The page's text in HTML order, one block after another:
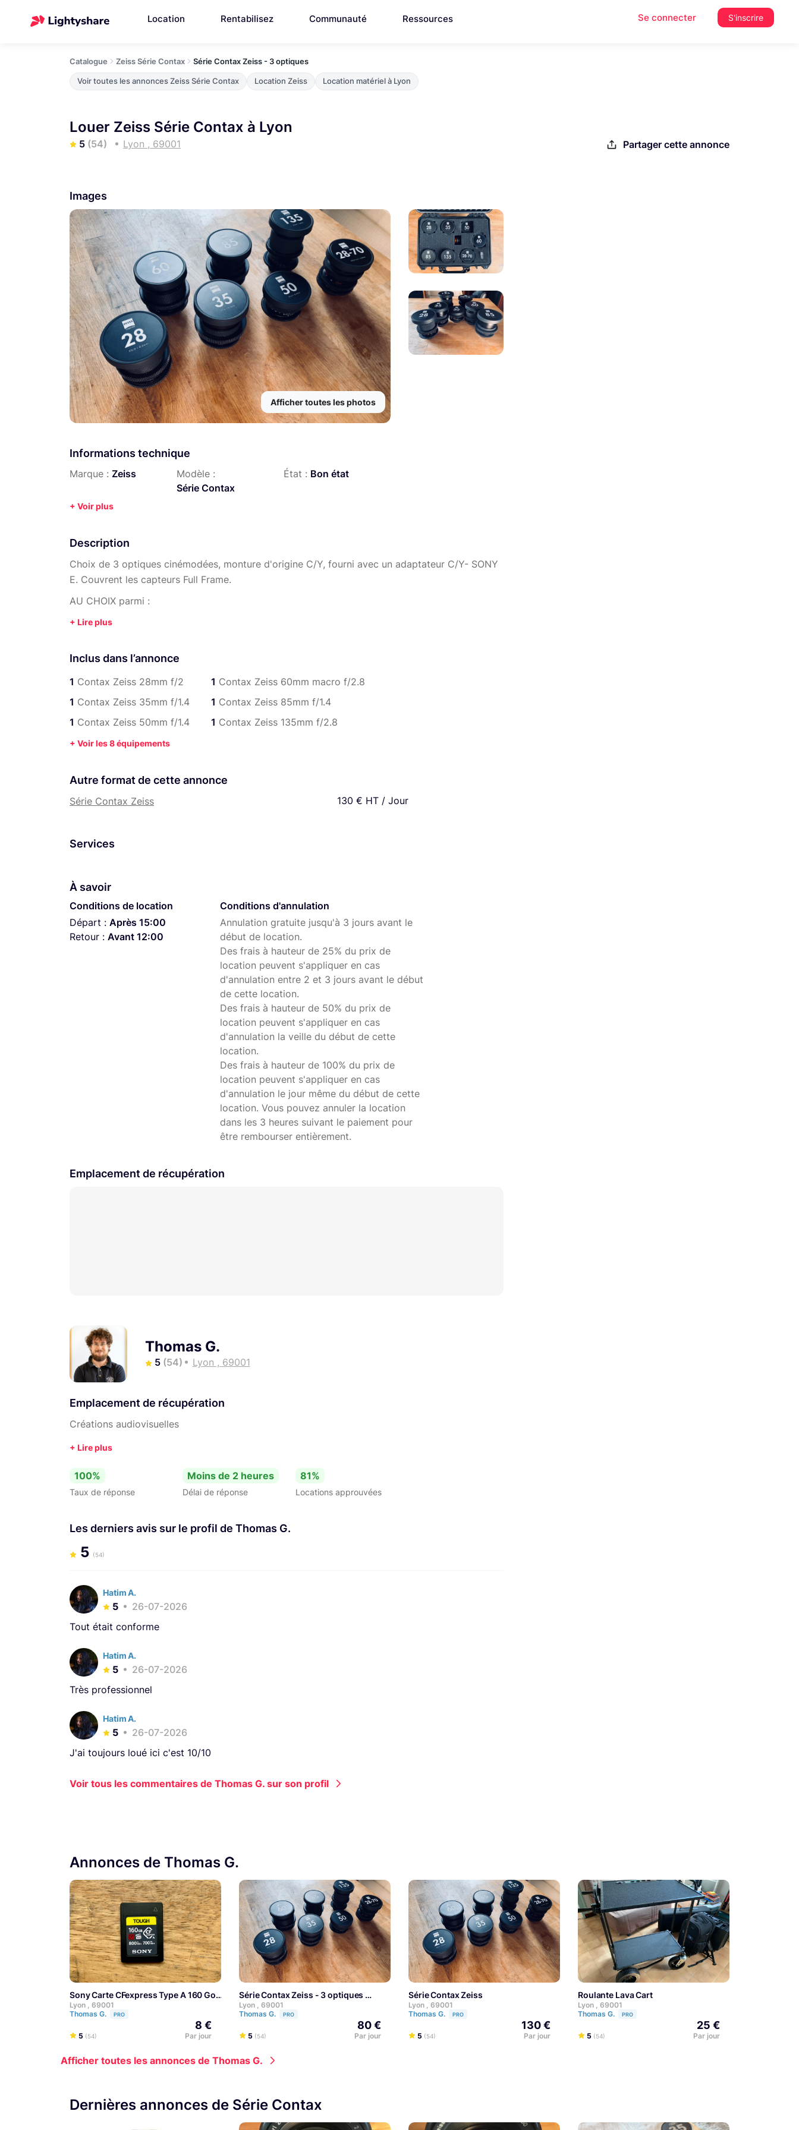
Location Rentabilisez Communauté Ressources Se connecter S'inscrire
Catalogue Zeiss Série Contax Série Contax Zeiss - 3 optiques
Voir toutes les annonces Zeiss Série Contax Location Zeiss Location matériel à Lyon
Louer Zeiss Série Contax à Lyon
5 (54) Lyon , 69001 Partager cette annonce
Images
Afficher toutes les photos
Informations technique
Marque : Zeiss
Modèle :
Série Contax
État : Bon état
+ Voir plus
Description
Choix de 3 optiques cinémodées, monture d'origine C/Y, fourni avec un adaptateur C/Y- SONY
E. Couvrent les capteurs Full Frame.
AU CHOIX parmi :
28mm f/2 MMG 35mm f/1.4 MMJ 50mm f/1.4 MMJ 60mm macro f/2.8 AEJ 85mm f/1,4 MMJ
Inclus dans l’annonce
1 Contax Zeiss 28mm f/2
1 Contax Zeiss 35mm f/1.4
1 Contax Zeiss 50mm f/1.4
1 Contax Zeiss 60mm macro f/2.8
1 Contax Zeiss 85mm f/1.4
1 Contax Zeiss 135mm f/2.8
+ Voir les 8 équipements
Autre format de cette annonce
Série Contax Zeiss 130 € HT / Jour
Services
À savoir
Conditions de location
Départ : Après 15:00
Retour : Avant 12:00
Conditions d'annulation
Annulation gratuite jusqu'à 3 jours avant le
début de location.
Des frais à hauteur de 25% du prix de
location peuvent s'appliquer en cas
d'annulation entre 2 et 3 jours avant le début
de cette location.
Des frais à hauteur de 50% du prix de
location peuvent s'appliquer en cas
d'annulation la veille du début de cette
location.
Des frais à hauteur de 100% du prix de
location peuvent s'appliquer en cas
d'annulation le jour même du début de cette
location. Vous pouvez annuler la location
dans les 3 heures suivant le paiement pour
être rembourser entièrement.
Emplacement de récupération
Thomas G.
5 (54) Lyon , 69001
Emplacement de récupération
Créations audiovisuelles
100%
Taux de réponse
Moins de 2 heures
Délai de réponse
81%
Locations approuvées
Les derniers avis sur le profil de Thomas G.
5 (54)
Hatim A.
5
26-07-2026
Tout était conforme
Hatim A.
5
26-07-2026
Très professionnel
Hatim A.
5
26-07-2026
J'ai toujours loué ici c'est 10/10
Voir tous les commentaires de Thomas G. sur son profil
Annonces de Thomas G.
Sony Carte CFexpress Type A 160 Go
Lyon , 69001
Thomas G.
PRO
5 (54)
8 €
Par jour
Série Contax Zeiss - 3 optiques
Lyon , 69001
Thomas G.
PRO
5 (54)
80 €
Par jour
Série Contax Zeiss
Lyon , 69001
Thomas G.
PRO
5 (54)
130 €
Par jour
Roulante Lava Cart
Lyon , 69001
Thomas G.
PRO
5 (54)
25 €
Par jour
Afficher toutes les annonces de Thomas G.
Dernières annonces de Série Contax